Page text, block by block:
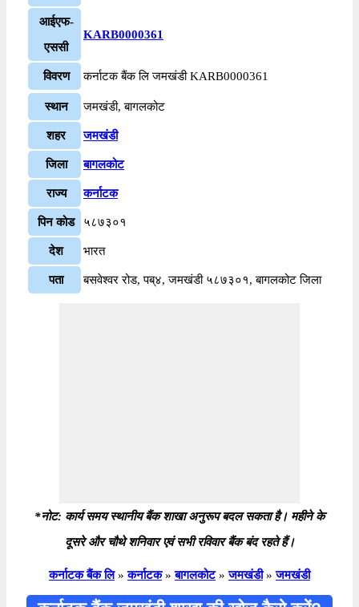
आईएफ-
एससी
KARB0000361
विवरण कर्नाटक बैंक लि जमखंडी KARB0000361
स्थान जमखंडी, बागलकोट
शहर जमखंडी
जिला बागलकोट
राज्य कर्नाटक
पिन कोड ५८७३०१
देश भारत
पता बसवेश्वर रोड, पब्४, जमखंडी ५८७३०१, बागलकोट जिला
*नोट: कार्य समय स्थानीय बैंक शाखा अनुरूप बदल सकता है। महीने के
दूसरे और चौथे शनिवार एवं सभी रविवार बैंक बंद रहते हैं।
कर्नाटक बैंक लि » कर्नाटक » बागलकोट » जमखंडी » जमखंडी